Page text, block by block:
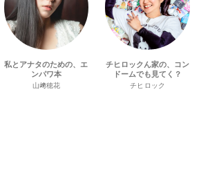
私とアナタのための、エ
ンパワ本
山﨑穂花
チヒロックん家の、コン
ドームでも見てく？
チヒロック